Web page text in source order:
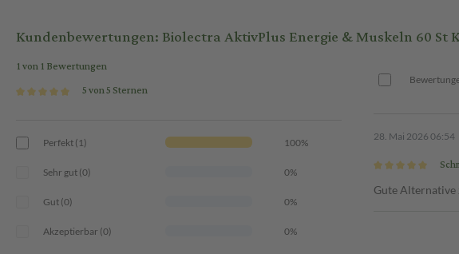
Kundenbewertungen: Biolectra AktivPlus Energie & Muskeln 60 St
1 von 1 Bewertungen
5 von 5 Sternen
Perfekt (1) 100%
Sehr gut (0) 0%
Gut (0) 0%
Akzeptierbar (0) 0%
28. Mai 2026 06:54
Gute Alternative